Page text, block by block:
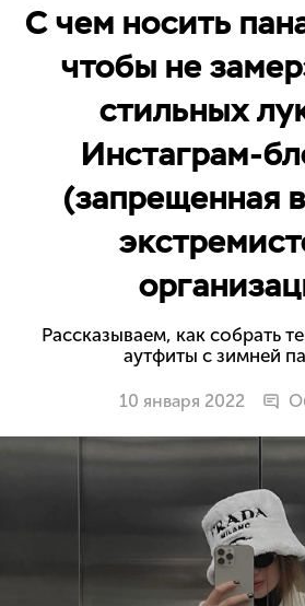
С чем носить
чтобы не
стильных
Инстаграм-
(запрещенная
Рассказываем, как собрать
аутфиты с зимней
10 января 2022